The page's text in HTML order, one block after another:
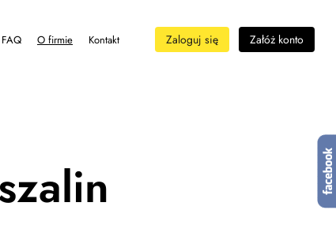
FAQ O firmie Kontakt Zaloguj się Załóż konto